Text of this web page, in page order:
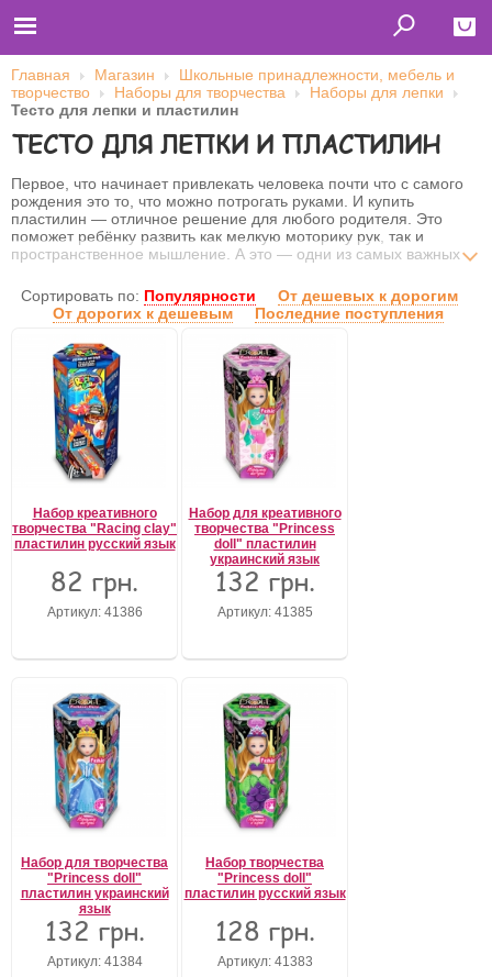
Close
Главная
Футболки
Толстовки (кенгурушки)
Свитшоты
Лонгсливы
Бейсболки
Ветровки
Оплата и доставка
Сотрудничество
Имя пользователя (логин)
Запомнить меня
Забыли пароль?
Забыли имя пользователя (логин)?
Регистрация
Главная Магазин
Школьные принадлежности, мебель и
творчество
Наборы для творчества
Наборы для лепки
Тесто для лепки и пластилин
ТЕСТО ДЛЯ ЛЕПКИ И ПЛАСТИЛИН
Первое, что начинает привлекать человека почти что с самого
рождения это то, что можно потрогать руками. И купить
пластилин — отличное решение для любого родителя. Это
поможет ребёнку развить как мелкую моторику рук, так и
пространственное мышление. А это — одни из самых важных
Сортировать по: Популярности
От дешевых к дорогим
От дорогих к дешевым
Последние поступления
Набор креативного
творчества "Racing clay"
пластилин русский язык
82 грн.
Артикул: 41386
Набор для креативного
творчества "Princess
doll" пластилин
украинский язык
132 грн.
Артикул: 41385
Набор для творчества
"Princess doll"
пластилин украинский
язык
132 грн.
Артикул: 41384
Набор творчества
"Princess doll"
пластилин русский язык
128 грн.
Артикул: 41383